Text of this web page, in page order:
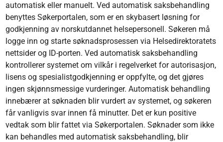
automatisk eller manuelt. Ved automatisk saksbehandling
benyttes Søkerportalen, som er en skybasert løsning for
godkjenning av norskutdannet helsepersonell. Søkeren må
logge inn og starte søknadsprosessen via Helsedirektoratets
nettsider og ID-porten. Ved automatisk saksbehandling
kontrollerer systemet om vilkår i regelverket for autorisasjon,
lisens og spesialistgodkjenning er oppfylte, og det gjøres
ingen skjønnsmessige vurderinger. Automatisk behandling
innebærer at søknaden blir vurdert av systemet, og søkeren
får vanligvis svar innen få minutter. Det er kun positive
vedtak som blir fattet via Søkerportalen. Søknader som ikke
kan behandles med automatisk saksbehandling, blir